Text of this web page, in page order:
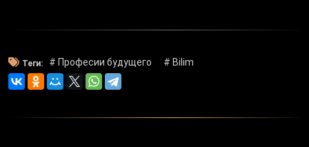
Теги: # Професии будущего # Bilim